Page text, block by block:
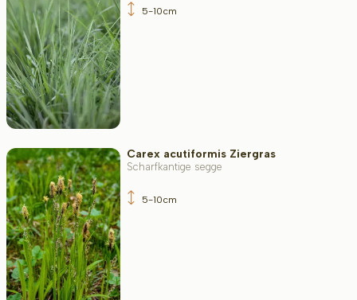
5-10cm
Carex acutiformis Ziergras
Scharfkantige segge
5-10cm